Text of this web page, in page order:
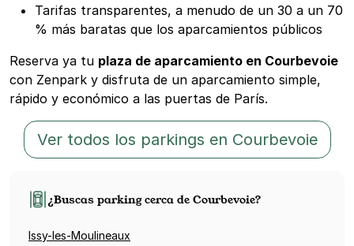
Tarifas transparentes, a menudo de un 30 a un 70
% más baratas que los aparcamientos públicos
Reserva ya tu plaza de aparcamiento en Courbevoie
con Zenpark y disfruta de un aparcamiento simple,
rápido y económico a las puertas de París.
Ver todos los parkings en Courbevoie
¿Buscas parking cerca de Courbevoie?
Issy-les-Moulineaux